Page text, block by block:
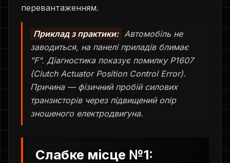
перевантаженням.
Приклад з практики: Автомобіль не
заводиться, на панелі приладів блимає
"F". Діагностика показує помилку P1607
(Clutch Actuator Position Control Error).
Причина — фізичний пробій силових
транзисторів через підвищений опір
зношеного електродвигуна.
Слабке місце №1: